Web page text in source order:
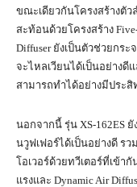
ขณะเดียวกันโครงสร้างตัว
สะท้อนด้วยโครงสร้าง Five-
Diffuser ยังเป็นตัวช่วยกร
จะไหลเวียนได้เป็นอย่างดี
สามารถทำได้อย่างมีประ
นอกจากนี้ รุ่น XS-162ES
นวูฟเฟอร์ได้เป็นอย่างดี ร
โอเวอร์ด้วยทวีเตอร์ที่เข้า
แรงและ Dynamic Air